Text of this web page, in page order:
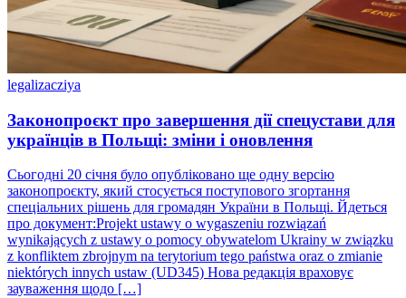
legalizacziya
Законопроєкт про завершення дії спецустави для
українців в Польщі: зміни і оновлення
Сьогодні 20 січня було опубліковано ще одну версію
законопроєкту, який стосується поступового згортання
спеціальних рішень для громадян України в Польщі. Йдеться
про документ:Projekt ustawy o wygaszeniu rozwiązań
wynikających z ustawy o pomocy obywatelom Ukrainy w związku
z konfliktem zbrojnym na terytorium tego państwa oraz o zmianie
niektórych innych ustaw (UD345) Нова редакція враховує
зауваження щодо […]